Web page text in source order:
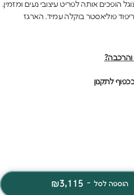
הופכים אותה לפריט עיצובי נעים ומזמין.
פוליאסטר בוקלה עמיד. הארגז
מיוחד, ונותן פתרון אחסון חכם ונוח.
לתקנון
הוספה לסל -
₪3,115